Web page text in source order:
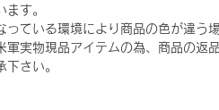
ます。
っている環境により商品の色が違う
軍実物現品アイテムの為、商品の返
下さい。